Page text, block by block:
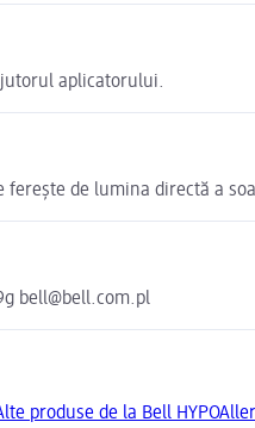
aplicatorului.
ferește de lumina directă a
bell@bell.com.pl
produse de la Bell